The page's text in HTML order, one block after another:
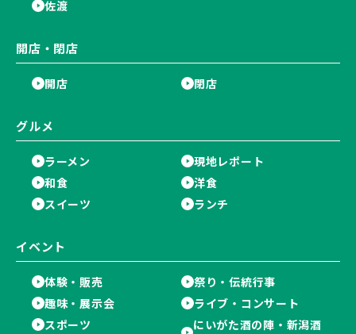
佐渡
開店・閉店
開店 閉店
グルメ
ラーメン
現地レポート
和食
洋食
スイーツ
ランチ
イベント
体験・販売
祭り・伝統行事
趣味・展示会
ライブ・コンサート
スポーツ
にいがた酒の陣・新潟酒